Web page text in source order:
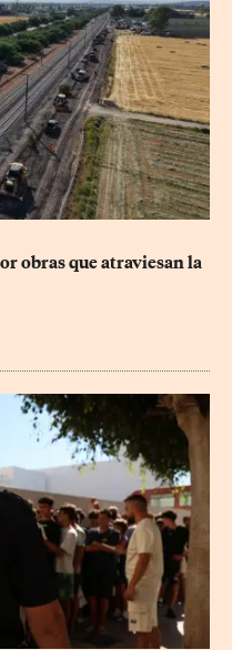
obras que atraviesan la